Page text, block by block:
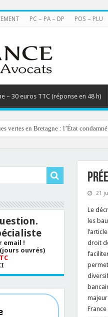
PC – PA – DP POS – PLU
– 30 euros TTC (réponse en 48 h)
vertes en Bretagne : l’État
21
Le
les
droit
email !
ouvrés)